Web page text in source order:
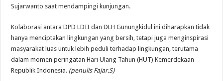
Sujarwanto saat mendampingi kunjungan.
Kolaborasi antara DPD LDII dan DLH Gunungkidul ini diharapkan tidak
hanya menciptakan lingkungan yang bersih, tetapi juga menginspirasi
masyarakat luas untuk lebih peduli terhadap lingkungan, terutama
dalam momen peringatan Hari Ulang Tahun (HUT) Kemerdekaan
Republik Indonesia. (penulis Fajar.S)